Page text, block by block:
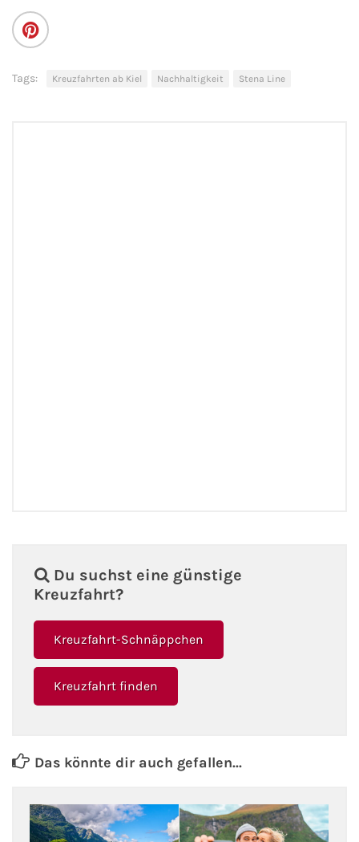
A-ROSA Flusskreuzfahrten
VIVA Cruises Flusskreuzfahrten
Scandlines
Stena Line
Fähre nach Dänemark
Fähre nach Norwegen
Fähre nach England
Tags: Kreuzfahrten ab Kiel Nachhaltigkeit Stena Line
Du suchst eine günstige
Kreuzfahrt?
Kreuzfahrt-Schnäppchen
Kreuzfahrt finden
Das könnte dir auch gefallen...